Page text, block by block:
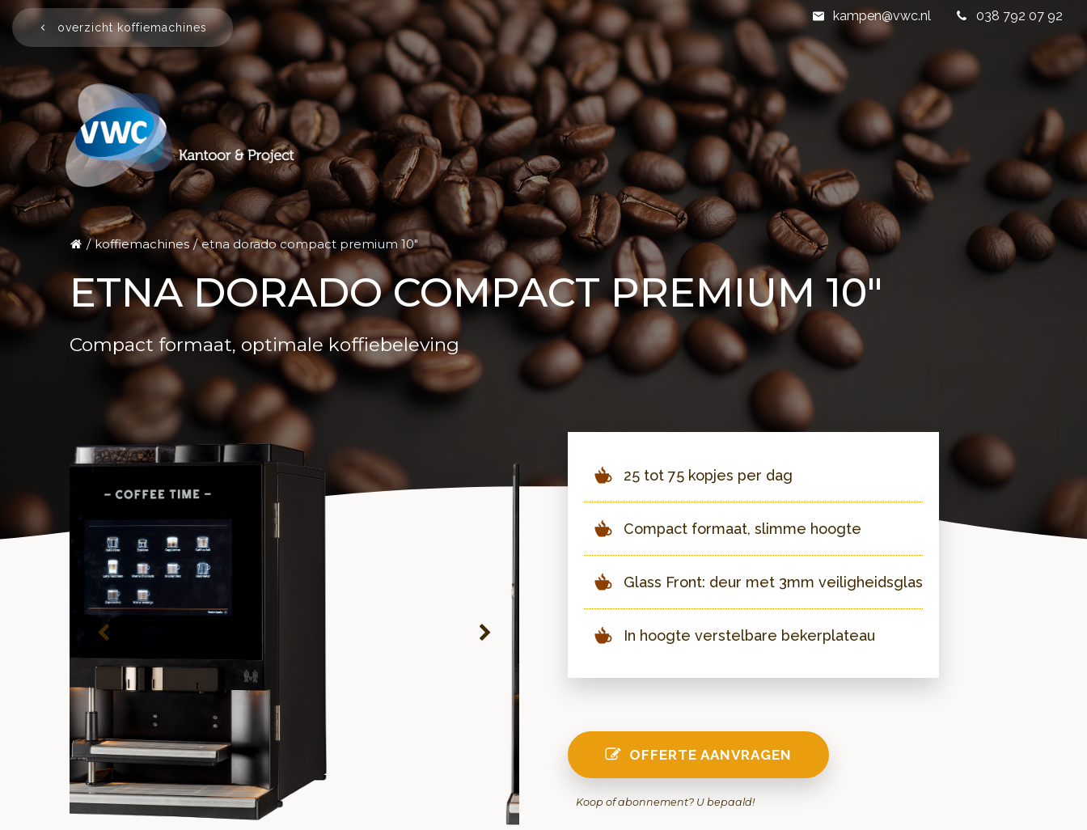
naar
inhoud
overzicht koffiemachines
kampen@vwc.nl 038 792 07 92
koffiemachines etna dorado compact premium 10″
ETNA DORADO COMPACT PREMIUM 10″
Compact formaat, optimale koffiebeleving
25 tot 75 kopjes per dag
Compact formaat, slimme hoogte
Glass Front: deur met 3mm veiligheidsglas
In hoogte verstelbare bekerplateau
OFFERTE AANVRAGEN
Koop of abonnement? U bepaald!